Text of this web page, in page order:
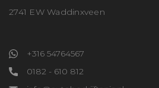
2741 EW Waddinxveen
+316 54764567
0182 - 610 812